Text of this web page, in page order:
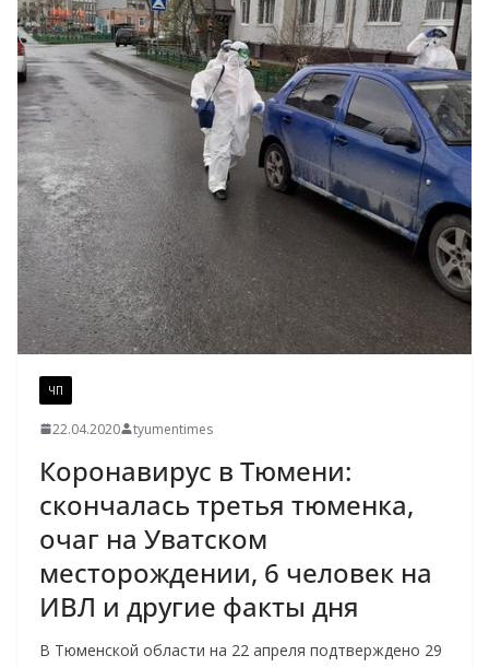
ЧП
22.04.2020 tyumentimes
Коронавирус в Тюмени:
скончалась третья тюменка,
очаг на Уватском
месторождении, 6 человек на
ИВЛ и другие факты дня
В Тюменской области на 22 апреля подтверждено 29